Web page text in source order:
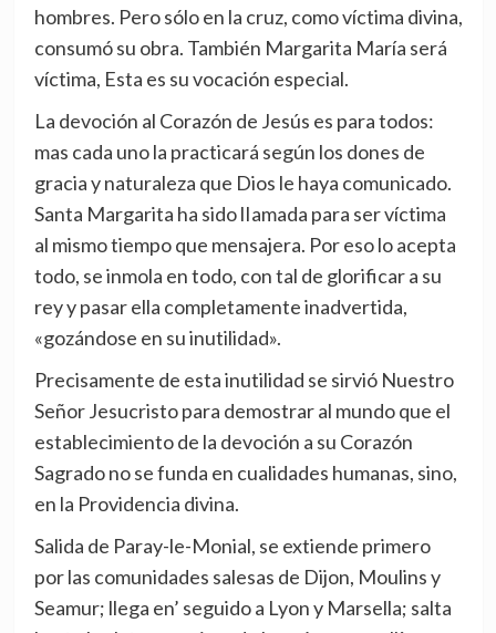
hombres. Pero sólo en la cruz, como víctima divina,
consumó su obra. También Margarita María será
víctima, Esta es su vocación especial.
La devoción al Corazón de Jesús es para todos:
mas cada uno la practicará según los dones de
gracia y naturaleza que Dios le haya comunicado.
Santa Margarita ha sido lIamada para ser víctima
al mismo tiempo que mensajera. Por eso lo acepta
todo, se inmola en todo, con tal de glorificar a su
rey y pasar ella completamente inadvertida,
«gozándose en su inutilidad».
Precisamente de esta inutilidad se sirvió Nuestro
Señor Jesucristo para demostrar al mundo que el
establecimiento de la devoción a su Corazón
Sagrado no se funda en cualidades humanas, sino,
en la Providencia divina.
Salida de Paray-le-Monial, se extiende primero
por las comunidades salesas de Dijon, Moulins y
Seamur; llega en’ seguido a Lyon y Marsella; salta